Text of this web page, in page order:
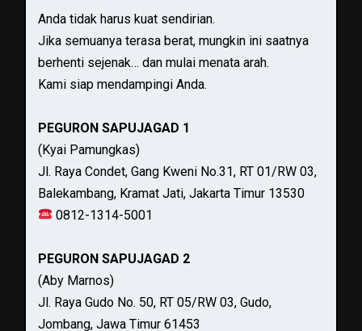
Anda tidak harus kuat sendirian.
Jika semuanya terasa berat, mungkin ini saatnya
berhenti sejenak… dan mulai menata arah.
Kami siap mendampingi Anda.
PEGURON SAPUJAGAD 1
(Kyai Pamungkas)
Jl. Raya Condet, Gang Kweni No.31, RT 01/RW 03,
Balekambang, Kramat Jati, Jakarta Timur 13530
0812-1314-5001
PEGURON SAPUJAGAD 2
(Aby Marnos)
Jl. Raya Gudo No. 50, RT 05/RW 03, Gudo,
Jombang, Jawa Timur 61453